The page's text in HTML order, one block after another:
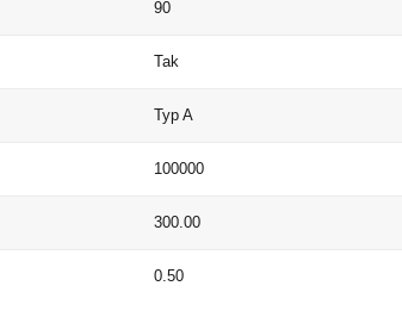
90
Tak
Typ A
100000
300.00
0.50